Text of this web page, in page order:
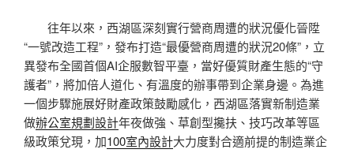
往年以來，西湖區深刻實行營商周遭的狀況優化晉陞
“一號改造工程”，發布打造“最優營商周遭的狀況20條”，立
異發布全國首個AI企服數智平臺，當好優質財產生態的“守
護者”，將加倍人道化、有溫度的辦事帶到企業身邊。為進
一個步驟施展好財產政策鼓勵感化，西湖區落實新制造業
做辦公室規劃設計年夜做強、草創型攙扶、技巧改革等區
級政策兌現，加100室內設計大力度對合適前提的制造業企